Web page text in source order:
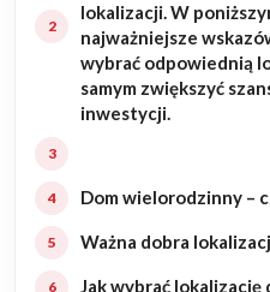
Filmy
Ogrody
BLOG
O NAS
lokalizacji. W
najważniejsze
wybrać odpowiednią
samym zwiększyć
inwestycji.
Dom wielorodzinny –
Ważna dobra
Jak wybrać